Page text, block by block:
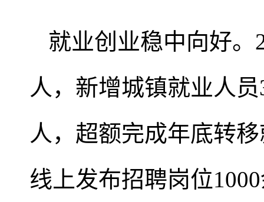
就业创业稳中向好。
人，新增城镇就业人
人，超额完成年底转
线上发布招聘岗位